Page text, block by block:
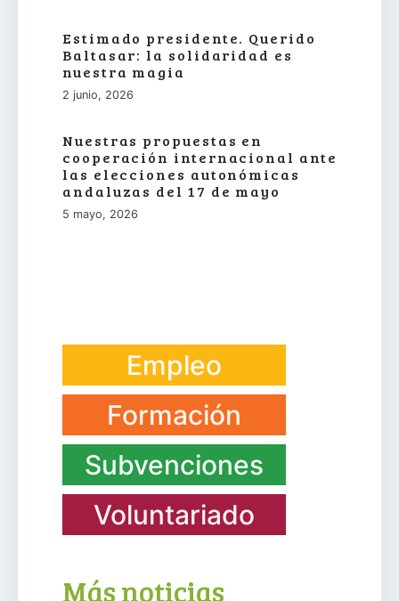
Estimado presidente. Querido
Baltasar: la solidaridad es
nuestra magia
2 junio, 2026
Nuestras propuestas en
cooperación internacional ante
las elecciones autonómicas
andaluzas del 17 de mayo
5 mayo, 2026
Empleo
Formación
Subvenciones
Voluntariado
Más noticias